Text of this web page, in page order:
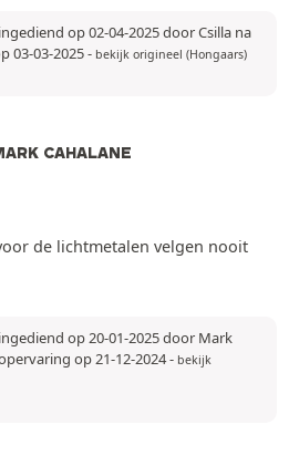
op 02-04-2025 door Csilla na
03-03-2025- bekijk origineel (Hongaars)
CAHALANE
de lichtmetalen velgen nooit
op 20-01-2025 door Mark
op 21-12-2024- bekijk